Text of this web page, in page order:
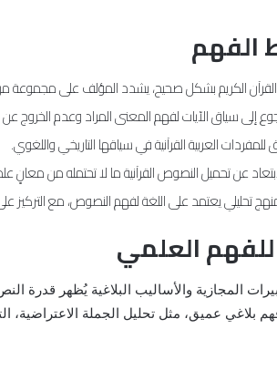
الفهم
الكريم بشكل صحيح، يشدد المؤلف على مجموعة
إلى سياق الآيات لفهم المعنى المراد وعدم
للمفردات العربية القرآنية في سياقها التاريخي واللغوي.
عن تحميل النصوص القرآنية ما لا تحتمله من معانٍ
تحليلي يعتمد على اللغة لفهم النصوص، مع التركيز
العلمي
المجازية والأساليب البلاغية يُظهر
بلاغي عميق، مثل تحليل الجملة الاعتراضية،